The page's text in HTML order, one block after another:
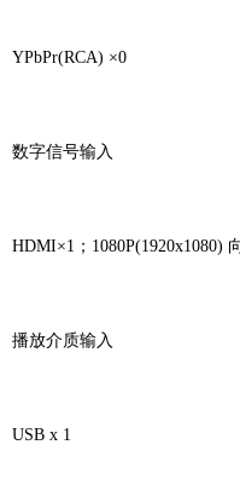
YPbPr(RCA) ×0
数字信号输入
HDMI×1；1080P(1920x1080)
播放介质输入
USB x 1